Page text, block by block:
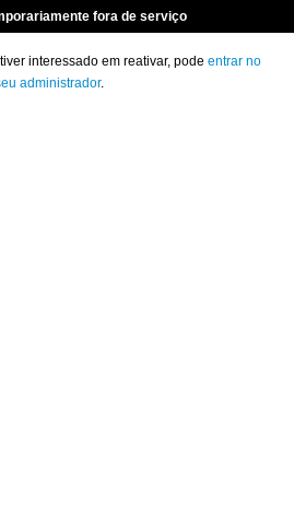
fora de serviço
interessado em reativar, pode entrar no
administrador.